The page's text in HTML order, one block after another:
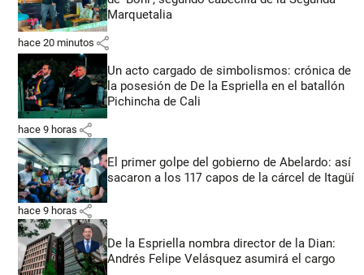
Marquetalia
hace 20 minutos share
Un acto cargado de simbolismos: crónica de
la posesión de De la Espriella en el batallón
Pichincha de Cali
hace 9 horas share
El primer golpe del gobierno de Abelardo: así
sacaron a los 117 capos de la cárcel de Itagüí
hace 9 horas share
De la Espriella nombra director de la Dian:
Andrés Felipe Velásquez asumirá el cargo